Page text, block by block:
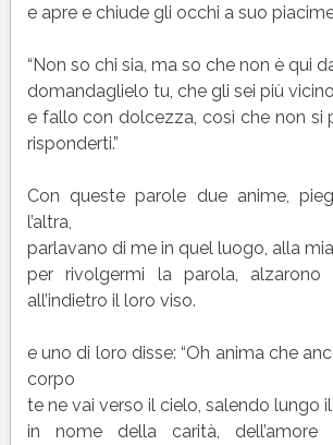
e apre e chiude gli occhi a suo
“Non so chi sia, ma so che non è qui
domandaglielo tu, che gli sei più
e fallo con dolcezza, così che non si
risponderti.”
Con queste parole due anime,
l’altra,
parlavano di me in quel luogo, alla
per rivolgermi la parola, alzarono
all’indietro il loro viso.
e uno di loro disse: “Oh anima che
corpo
te ne vai verso il cielo, salendo lungo
in nome della carità,